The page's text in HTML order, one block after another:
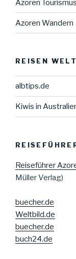
Azoren Tourismus
Azoren Wandern
REISEN
albtips.de
Kiwis in
Reiseführer
Müller Verlag)
buecher.de
Weltbild.de
buecher.de
buch24.de